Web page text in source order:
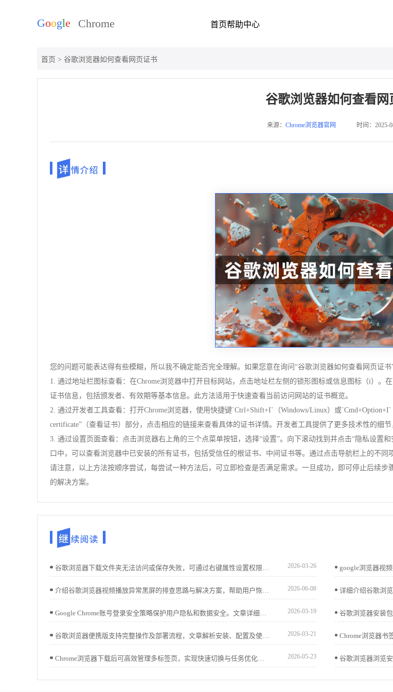
首页帮助中心
首页 > 谷歌浏览器如何查看网页证书
谷歌浏览器如何查看网
来源： Chrome浏览器官网 时间：2025-
您的问题可能表达得有些模糊，所以我不确定能否完全理解。如果您意在询问“谷歌浏览器如何查看网页证书
1. 通过地址栏图标查看：在Chrome浏览器中打开目标网站，点击地址栏左侧的锁形图标或信息图标（i）。
证书信息，包括颁发者、有效期等基本信息。此方法适用于快速查看当前访问网站的证书概览。
2. 通过开发者工具查看：打开Chrome浏览器，使用快捷键`Ctrl+Shift+I`（Windows/Linux）或
certificate”（查看证书）部分，点击相应的链接来查看具体的证书详情。开发者工具提供了更多技术性的细
3. 通过设置页面查看：点击浏览器右上角的三个点菜单按钮，选择“设置”。向下滚动找到并点击“隐私设置
口中，可以查看浏览器中已安装的所有证书，包括受信任的根证书、中间证书等。通过点击导航栏上的不同
请注意，以上方法按顺序尝试，每尝试一种方法后，可立即检查是否满足需求。一旦成功，即可停止后续
的解决方案。
谷歌浏览器下载文件夹无法访问或保存失败，可通过右键属性设置权限，将当前用户加入“完全控制”以恢复读写权限。 2026-03-26
介绍谷歌浏览器视频播放异常黑屏的排查思路与解决方案，帮助用户恢复正常视频播放。 2026-06-08
Google Chrome账号登录安全策略保护用户隐私和数据安全。文章详细介绍防护方法及实用建议，帮助用户应对登录风险，保障账户安全。 2026-03-19
谷歌浏览器便携版支持完整操作及部署流程，文章解析安装、配置及使用技巧，并分享移动办公优化方法，帮助用户高效完成全流程操作。 2026-03-21
Chrome浏览器下载后可高效管理多标签页，实现快速切换与任务优化。教程提供操作步骤、管理技巧及方法，提高浏览效率。 2026-05-23